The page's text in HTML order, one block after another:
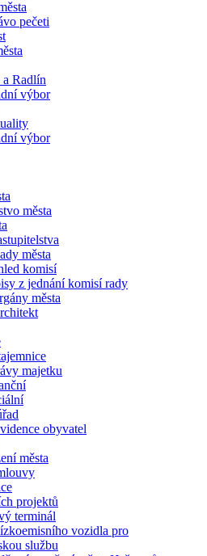
pečeti
a Radlín
výbor
výbor
města
města
komisí
z jednání komisí rady
města
majetku
obyvatel
města
projektů
terminál
vozidla pro
službu